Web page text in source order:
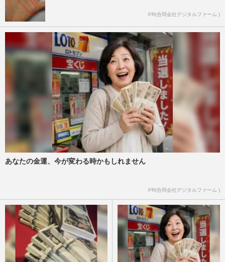
PR(合同会社デジタルファーム )
あなたの金運、今が変わる時かもしれません
PR(合同会社デジタルファーム )